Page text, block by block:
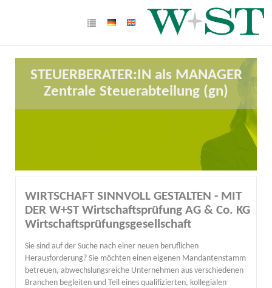
STEUERBERATER:IN als MANAGER
Zentrale Steuerabteilung (gn)
WIRTSCHAFT SINNVOLL GESTALTEN - MIT
DER W+ST Wirtschaftsprüfung AG & Co. KG
Wirtschaftsprüfungsgesellschaft
Sie sind auf der Suche nach einer neuen beruflichen
Herausforderung? Sie möchten einen eigenen Mandantenstamm
betreuen, abwechslungsreiche Unternehmen aus verschiedenen
Branchen begleiten und Teil eines qualifizierten, kollegialen